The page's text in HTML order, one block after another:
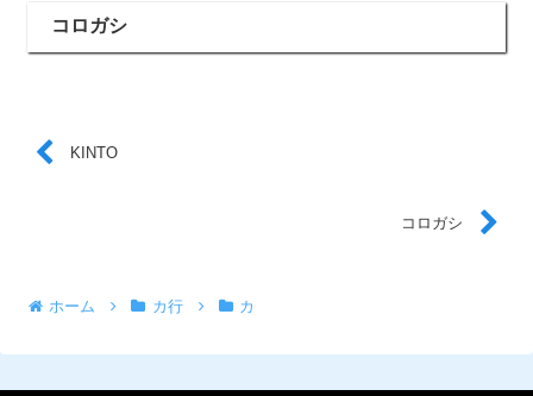
コロガシ
KINTO
コロガシ
ホーム カ行 カ